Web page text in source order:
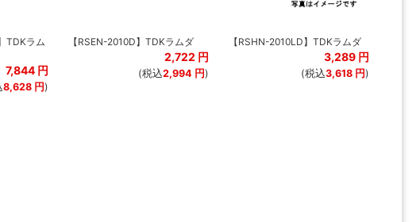
TDKラム
7,844 円
8,628 円)
【RSEN-2010D】TDKラムダ
2,722 円
(税込2,994 円)
【RSHN-2010LD】TDKラムダ
3,289 円
(税込3,618 円)